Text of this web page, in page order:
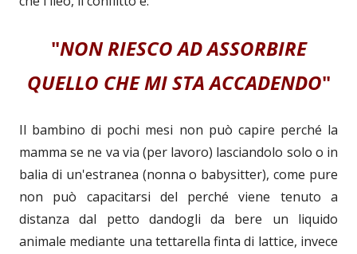
"NON RIESCO AD ASSORBIRE
QUELLO CHE MI STA ACCADENDO"
Il bambino di pochi mesi non può capire perché la
mamma se ne va via (per lavoro) lasciandolo solo o in
balia di un'estranea (nonna o babysitter), come pure
non può capacitarsi del perché viene tenuto a
distanza dal petto dandogli da bere un liquido
animale mediante una tettarella finta di lattice, invece